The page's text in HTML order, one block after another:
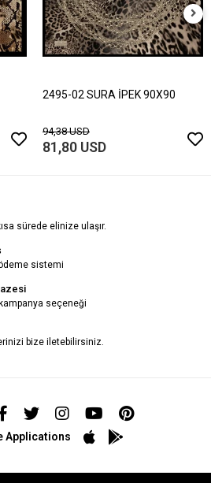
2495-02 SURA İPEK 90X90
94,38 USD
81,80 USD
sürede elinize ulaşır.
sistemi
seçeneği
bize iletebilirsiniz.
Applications